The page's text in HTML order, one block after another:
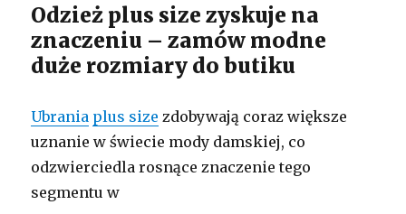
Odzież plus size zyskuje na
znaczeniu – zamów modne
duże rozmiary do butiku
Ubrania plus size zdobywają coraz większe
uznanie w świecie mody damskiej, co
odzwierciedla rosnące znaczenie tego
segmentu w